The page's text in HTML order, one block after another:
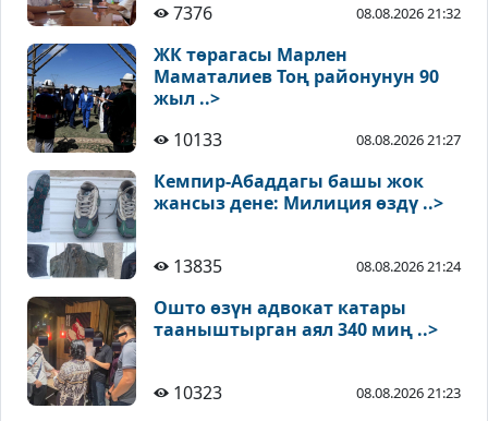
7376 08.08.2026 21:32
ЖК төрагасы Марлен
Маматалиев Тоң районунун 90
жыл ..>
10133
08.08.2026 21:27
Кемпир-Абаддагы башы жок
жансыз дене: Милиция өздү ..>
13835 08.08.2026 21:24
Ошто өзүн адвокат катары
тааныштырган аял 340 миң ..>
10323 08.08.2026 21:23